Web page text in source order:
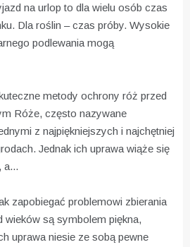
na urlop to dla wielu osób czas
Dla roślin – czas próby. Wysokie
podlewania mogą
metody ochrony róż przed
Róże, często nazywane
z najpiękniejszych i najchętniej
Jednak ich uprawa wiąże się
a...
zapobiegać problemowi zbierania
wieków są symbolem piękna,
uprawa niesie ze sobą pewne